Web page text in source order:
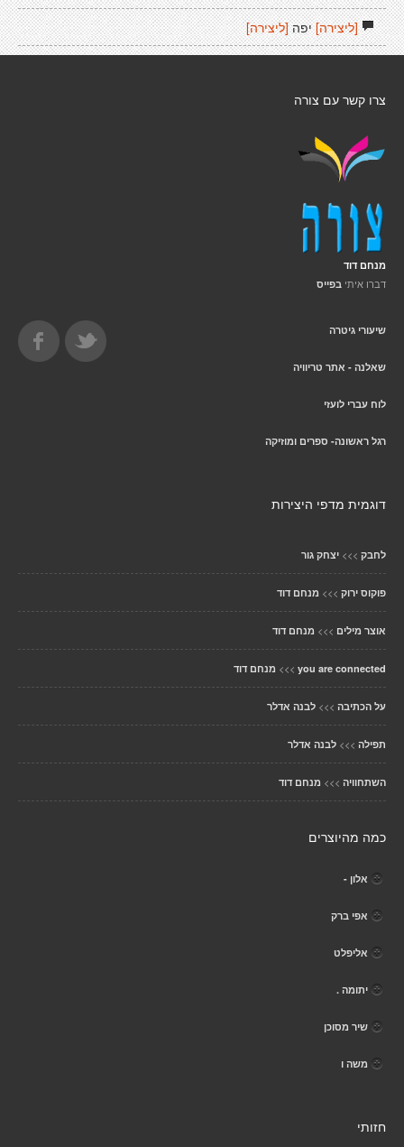
[ליצירה]יפה [ליצירה]
צרו קשר עם צורה
מנחם דוד
דברו איתי בפייס
שיעורי גיטרה
שאלנה - אתר טריוויה
לוח עברי לועזי
רגל ראשונה- ספרים ומוזיקה
דוגמית מדפי היצירות
לחבק >>> יצחק גור
פוקוס ירוק >>> מנחם דוד
אוצר מילים >>> מנחם דוד
you are connected
>>> מנחם דוד
על הכתיבה >>> לבנה אדלר
תפילה >>> לבנה אדלר
השתחוויה >>> מנחם דוד
כמה מהיוצרים
אלון -
אפי ברק
אליפלט
יתומה .
שיר מסוכן
משה ו
חזותי